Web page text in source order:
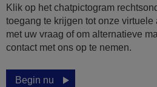
Klik op het chatpictogram
toegang te krijgen tot onze
met uw vraag of om alternatieve
contact met ons op te nemen.
Begin nu